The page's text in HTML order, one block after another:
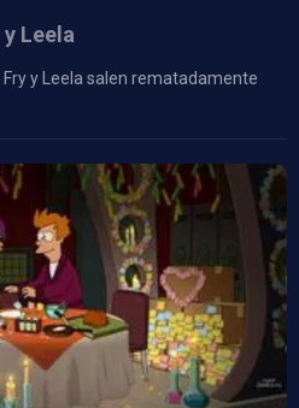
Leela
Fry y Leela salen rematadamente